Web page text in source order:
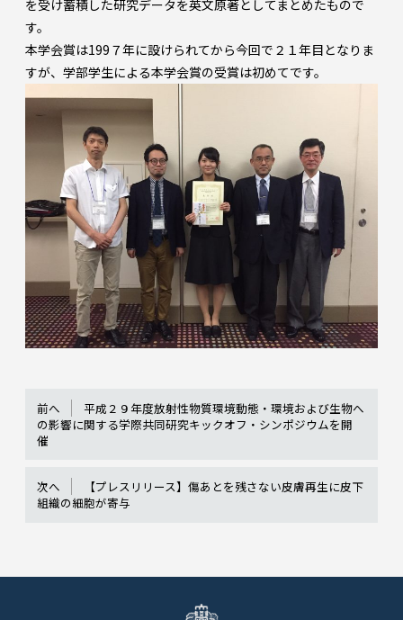
を受け蓄積した研究データを英文原著としてまとめたもので
す。
本学会賞は199７年に設けられてから今回で２１年目となりま
すが、学部学生による本学会賞の受賞は初めてです。
前へ
平成２９年度放射性物質環境動態・環境および生物へ
の影響に関する学際共同研究キックオフ・シンポジウムを開
催
次へ
【プレスリリース】傷あとを残さない皮膚再生に皮下
組織の細胞が寄与